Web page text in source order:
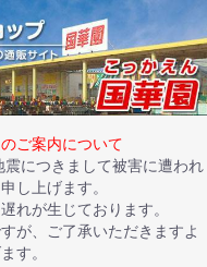
ご案内について
につきまして被害に遭われ
し上げます。
れが生じております。
が、ご了承いただきますよ
す。